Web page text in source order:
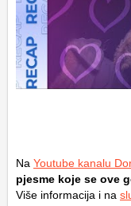
Na Youtube kanalu
pjesme koje se ove
Više informacija i na